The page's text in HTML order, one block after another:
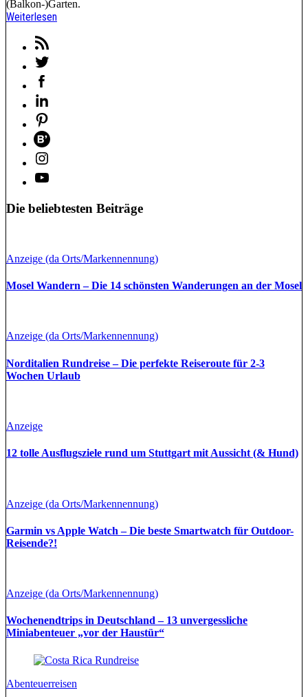
(Balkon-)Garten.
Weiterlesen
Die beliebtesten Beiträge
Anzeige (da Orts/Markennennung)
Mosel Wandern – Die 14 schönsten Wanderungen an der Mosel
Anzeige (da Orts/Markennennung)
Norditalien Rundreise – Die perfekte Reiseroute für 2-3
Wochen Urlaub
Anzeige
12 tolle Ausflugsziele rund um Stuttgart mit Aussicht (& Hund)
Anzeige (da Orts/Markennennung)
Garmin vs Apple Watch – Die beste Smartwatch für Outdoor-
Reisende?!
Anzeige (da Orts/Markennennung)
Wochenendtrips in Deutschland – 13 unvergessliche
Miniabenteuer „vor der Haustür“
Abenteuerreisen